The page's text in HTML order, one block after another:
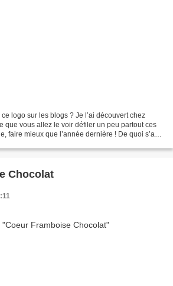
logo sur les blogs ? Je l’ai découvert chez
que vous allez le voir défiler un peu partout ces
faire mieux que l’année dernière ! De quoi s’agit
Chocolat